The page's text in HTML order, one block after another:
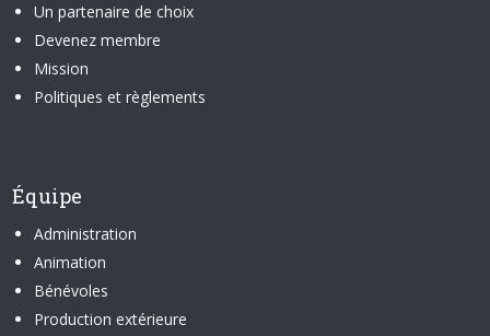
Un partenaire de choix
Devenez membre
Mission
Politiques et règlements
Équipe
Administration
Animation
Bénévoles
Production extérieure